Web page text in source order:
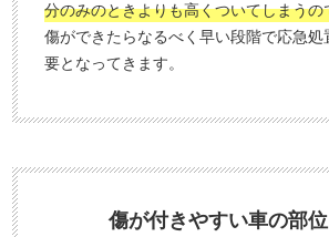
査
定
申
み
談
分のみのときよりも高くついてしまうの
傷ができたらなるべく早い段階で応急
要となってきます。
傷が付きやすい車の部